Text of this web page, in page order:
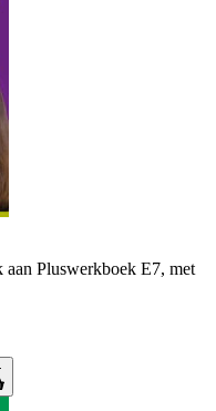
Pluswerkboek E7, met